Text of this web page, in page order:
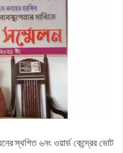
বৃক্ষরোপণ কর্মসূচি অনুষ্ঠিত
অনুষ্ঠিত
তৃতীয় পুরস্কার পেলো তাসরিফুল
পুরস্কার পেলো পাঁচ শতাধিক
গণঅভ্যুত্থান দিবস পালিত
গণঅভ্যুত্থান দিবসের আলোচনা সভা
স্থগিত ৬নং ওয়ার্ড কেন্দ্রের ভোট